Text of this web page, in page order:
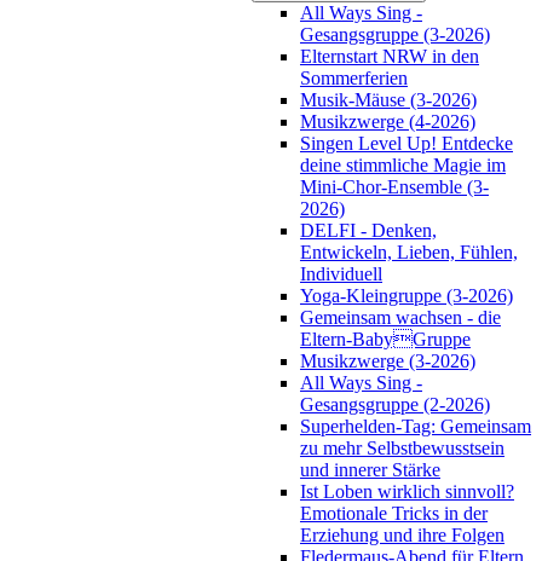
All Ways Sing -
Gesangsgruppe (3-2026)
Elternstart NRW in den
Sommerferien
Musik-Mäuse (3-2026)
Musikzwerge (4-2026)
Singen Level Up! Entdecke
deine stimmliche Magie im
Mini-Chor-Ensemble (3-
2026)
DELFI - Denken,
Entwickeln, Lieben, Fühlen,
Individuell
Yoga-Kleingruppe (3-2026)
Gemeinsam wachsen - die
Eltern-BabyGruppe
Musikzwerge (3-2026)
All Ways Sing -
Gesangsgruppe (2-2026)
Superhelden-Tag: Gemeinsam
zu mehr Selbstbewusstsein
und innerer Stärke
Ist Loben wirklich sinnvoll?
Emotionale Tricks in der
Erziehung und ihre Folgen
Fledermaus-Abend für Eltern